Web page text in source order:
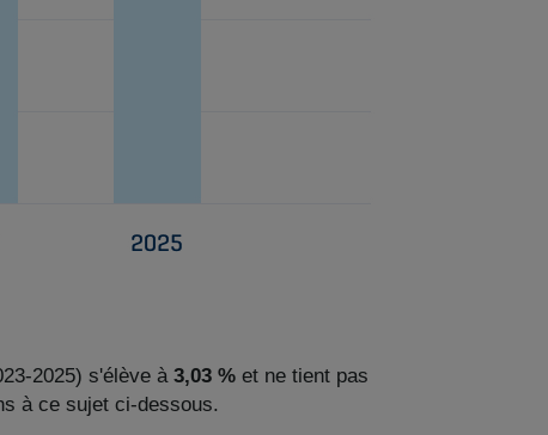
2025) s'élève à 3,03 % et ne tient pas
à ce sujet ci-dessous.